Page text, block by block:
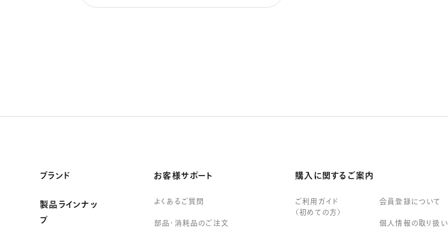
ブランド
製品ラインナッ
プ
お客様サポート
よくあるご質問
部品・消耗品のご注文
購入に関するご案内
ご利用ガイド
（初めての方）
会員登録について
個人情報の取り扱い